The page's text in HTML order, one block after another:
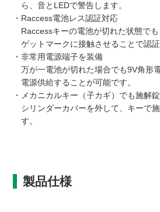
ら、音とLEDで警告します。
・Raccess電池レス認証対応
Raccessキーの電池が切れた状態で
ゲットマークに接触させることで認証
・非常用電源端子を装備
万が一電池が切れた場合でも9V角形
電源供給することが可能です。
・メカニカルキー（子カギ）でも施解
シリンダーカバーを外して、キーで
す。
製品仕様